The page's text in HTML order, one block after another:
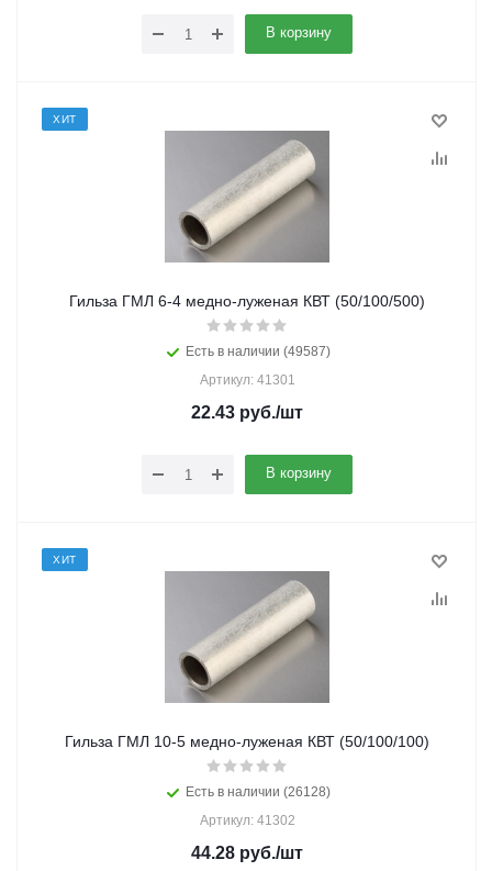
В корзину
ХИТ
Гильза ГМЛ 6-4 медно-луженая КВТ (50/100/500)
Есть в наличии (49587)
Артикул: 41301
22.43 руб./шт
В корзину
ХИТ
Гильза ГМЛ 10-5 медно-луженая КВТ (50/100/100)
Есть в наличии (26128)
Артикул: 41302
44.28 руб./шт